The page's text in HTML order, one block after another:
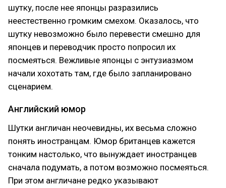
шутку, после нее японцы разразились
неестественно громким смехом. Оказалось, что
шутку невозможно было перевести смешно для
японцев и переводчик просто попросил их
посмеяться. Вежливые японцы с энтузиазмом
начали хохотать там, где было запланировано
сценарием.
Английский юмор
Шутки англичан неочевидны, их весьма сложно
понять иностранцам. Юмор британцев кажется
тонким настолько, что вынуждает иностранцев
сначала подумать, а потом возможно посмеяться.
При этом англичане редко указывают